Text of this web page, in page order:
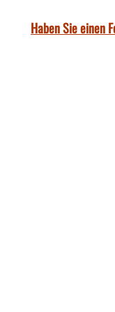
Haben Sie einen